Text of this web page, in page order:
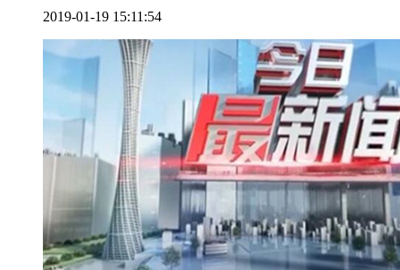
2019-01-19 15:11:54